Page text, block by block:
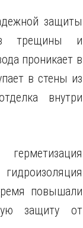
защиты
трещины и
проникает в
в стены из
внутри
повышали
защиту от